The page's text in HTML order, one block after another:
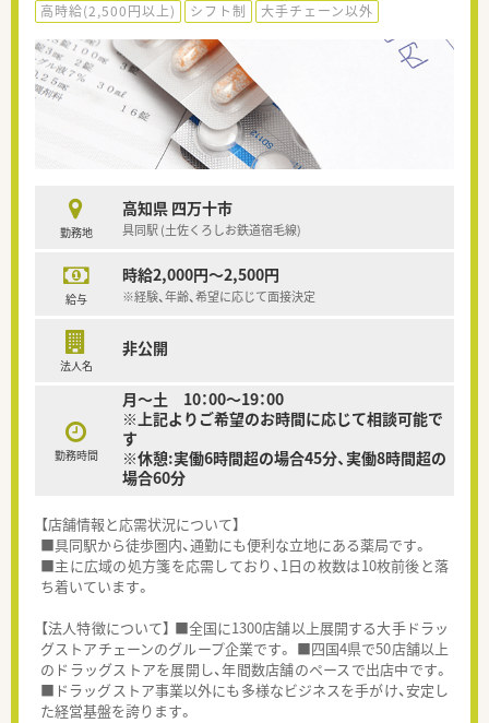
高時給(2,500円以上)
シフト制 大手チェーン以外
勤務地
高知県 四万十市
具同駅 (土佐くろしお鉄道宿毛線)
給与
時給2,000円～2,500円
※経験、年齢、希望に応じて面接決定
法人名
非公開
勤務時間
月～土 10：00～19：00
※上記よりご希望のお時間に応じて相談可能で
す
※休憩:実働6時間超の場合45分、実働8時間超の
場合60分
【店舗情報と応需状況について】
■具同駅から徒歩圏内、通勤にも便利な立地にある薬局です。
■主に広域の処方箋を応需しており、1日の枚数は10枚前後と落
ち着いています。
【法人特徴について】 ■全国に1300店舗以上展開する大手ドラッ
グストアチェーンのグループ企業です。 ■四国4県で50店舗以上
のドラッグストアを展開し、年間数店舗のペースで出店中です。
■ドラッグストア事業以外にも多様なビジネスを手がけ、安定し
た経営基盤を誇ります。